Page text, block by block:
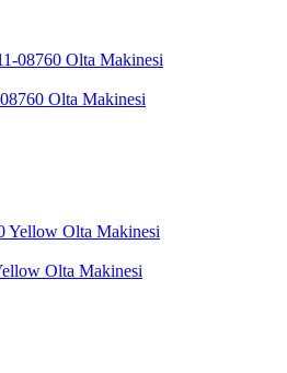
Olta Makinesi
Olta Makinesi